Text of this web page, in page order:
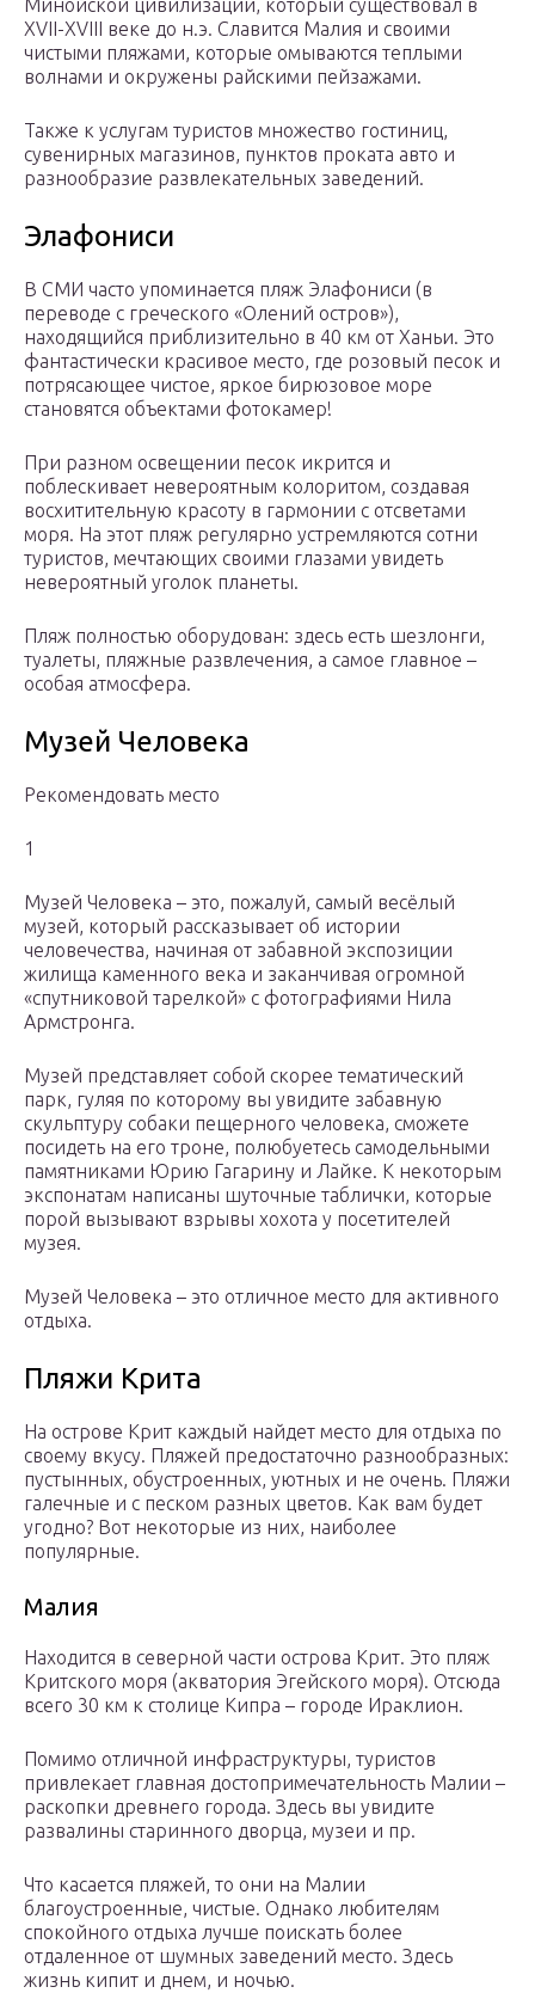
Минойской цивилизации, который существовал в
XVII-XVIII веке до н.э. Славится Малия и своими
чистыми пляжами, которые омываются теплыми
волнами и окружены райскими пейзажами.
Также к услугам туристов множество гостиниц,
сувенирных магазинов, пунктов проката авто и
разнообразие развлекательных заведений.
Элафониси
В СМИ часто упоминается пляж Элафониси (в
переводе с греческого «Олений остров»),
находящийся приблизительно в 40 км от Ханьи. Это
фантастически красивое место, где розовый песок и
потрясающее чистое, яркое бирюзовое море
становятся объектами фотокамер!
При разном освещении песок икрится и
поблескивает невероятным колоритом, создавая
восхитительную красоту в гармонии с отсветами
моря. На этот пляж регулярно устремляются сотни
туристов, мечтающих своими глазами увидеть
невероятный уголок планеты.
Пляж полностью оборудован: здесь есть шезлонги,
туалеты, пляжные развлечения, а самое главное –
особая атмосфера.
Музей Человека
Рекомендовать место
1
Музей Человека – это, пожалуй, самый весёлый
музей, который рассказывает об истории
человечества, начиная от забавной экспозиции
жилища каменного века и заканчивая огромной
«спутниковой тарелкой» с фотографиями Нила
Армстронга.
Музей представляет собой скорее тематический
парк, гуляя по которому вы увидите забавную
скульптуру собаки пещерного человека, сможете
посидеть на его троне, полюбуетесь самодельными
памятниками Юрию Гагарину и Лайке. К некоторым
экспонатам написаны шуточные таблички, которые
порой вызывают взрывы хохота у посетителей
музея.
Музей Человека – это отличное место для активного
отдыха.
Пляжи Крита
На острове Крит каждый найдет место для отдыха по
своему вкусу. Пляжей предостаточно разнообразных:
пустынных, обустроенных, уютных и не очень. Пляжи
галечные и с песком разных цветов. Как вам будет
угодно? Вот некоторые из них, наиболее
популярные.
Малия
Находится в северной части острова Крит. Это пляж
Критского моря (акватория Эгейского моря). Отсюда
всего 30 км к столице Кипра – городе Ираклион.
Помимо отличной инфраструктуры, туристов
привлекает главная достопримечательность Малии –
раскопки древнего города. Здесь вы увидите
развалины старинного дворца, музеи и пр.
Что касается пляжей, то они на Малии
благоустроенные, чистые. Однако любителям
спокойного отдыха лучше поискать более
отдаленное от шумных заведений место. Здесь
жизнь кипит и днем, и ночью.